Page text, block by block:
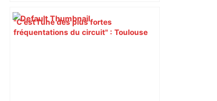
"C’est l’une des plus fortes
fréquentations du circuit" : Toulouse